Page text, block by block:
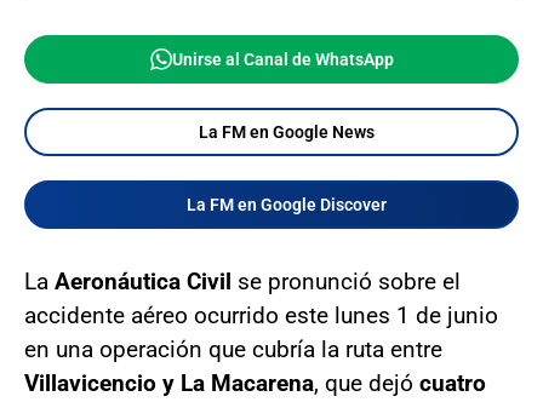
Unirse al Canal de WhatsApp
La FM en Google News
La FM en Google Discover
La Aeronáutica Civil se pronunció sobre el
accidente aéreo ocurrido este lunes 1 de junio
en una operación que cubría la ruta entre
Villavicencio y La Macarena, que dejó cuatro